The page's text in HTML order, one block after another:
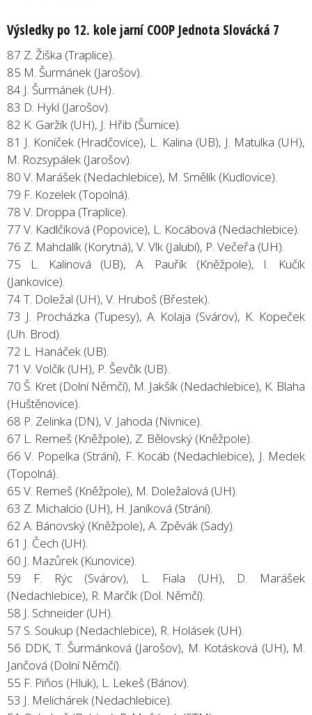
Výsledky po 12. kole jarní COOP Jednota Slovácká 7
87 Z. Žiška (Traplice).
85 M. Šurmánek (Jarošov).
84 J. Šurmánek (UH).
83 D. Hykl (Jarošov).
82 K. Garžík (UH), J. Hřib (Šumice).
81 J. Koníček (Hradčovice), L. Kalina (UB), J. Matulka (UH),
M. Rozsypálek (Jarošov).
80 V. Marášek (Nedachlebice), M. Smělík (Kudlovice).
79 F. Kozelek (Topolná).
78 V. Droppa (Traplice).
77 V. Kadlčíková (Popovice), L. Kocábová (Nedachlebice).
76 Z. Mahdalík (Korytná), V. Vlk (Jalubí), P. Večeřa (UH).
75 L. Kalinová (UB), A. Pauřík (Kněžpole), I. Kučík
(Jankovice).
74 T. Doležal (UH), V. Hruboš (Břestek).
73 J. Procházka (Tupesy), A. Kolaja (Svárov), K. Kopeček
(Uh. Brod).
72 L. Hanáček (UB).
71 V. Volčík (UH), P. Ševčík (UB).
70 Š. Kret (Dolní Němčí), M. Jakšík (Nedachlebice), K. Blaha
(Huštěnovice).
68 P. Zelinka (DN), V. Jahoda (Nivnice).
67 L. Remeš (Kněžpole), Z. Bělovský (Kněžpole).
66 V. Popelka (Strání), F. Kocáb (Nedachlebice), J. Medek
(Topolná).
65 V. Remeš (Kněžpole), M. Doležalová (UH).
63 Z. Michalcio (UH), H. Janíková (Strání).
62 A. Bánovský (Kněžpole), A. Zpěvák (Sady).
61 J. Čech (UH).
60 J. Mazůrek (Kunovice).
59 F. Rýc (Svárov), L. Fiala (UH), D. Marášek
(Nedachlebice), R. Marčík (Dol. Němčí).
58 J. Schneider (UH).
57 S. Soukup (Nedachlebice), R. Holásek (UH).
56 DDK, T. Šurmánková (Jarošov), M. Kotásková (UH), M.
Jančová (Dolní Němčí).
55 F. Piňos (Hluk), L. Lekeš (Bánov).
53 J. Melichárek (Nedachlebice).